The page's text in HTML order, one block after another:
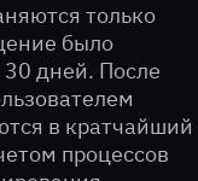
только
было
30 дней. После
в кратчайший
процессов